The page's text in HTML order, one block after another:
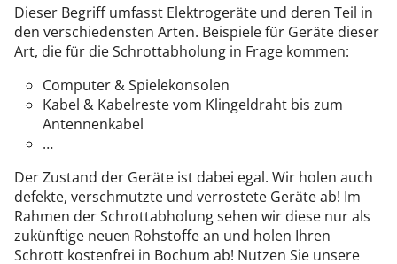
Dieser Begriff umfasst Elektrogeräte und deren Teil in
den verschiedensten Arten. Beispiele für Geräte dieser
Art, die für die Schrottabholung in Frage kommen:
Computer & Spielekonsolen
Kabel & Kabelreste vom Klingeldraht bis zum
Antennenkabel
…
Der Zustand der Geräte ist dabei egal. Wir holen auch
defekte, verschmutzte und verrostete Geräte ab! Im
Rahmen der Schrottabholung sehen wir diese nur als
zukünftige neuen Rohstoffe an und holen Ihren
Schrott kostenfrei in Bochum ab! Nutzen Sie unsere